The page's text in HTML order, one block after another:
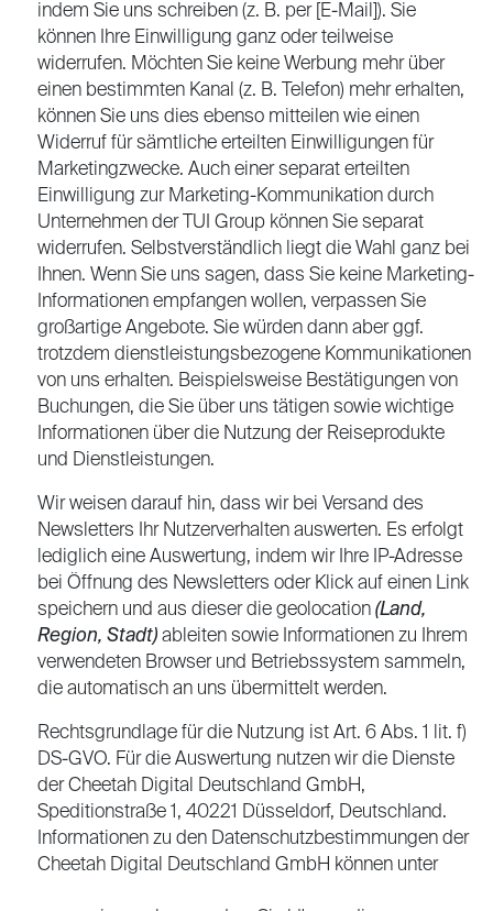
indem Sie uns schreiben (z. B. per [E-Mail]). Sie
können Ihre Einwilligung ganz oder teilweise
widerrufen. Möchten Sie keine Werbung mehr über
einen bestimmten Kanal (z. B. Telefon) mehr erhalten,
können Sie uns dies ebenso mitteilen wie einen
Widerruf für sämtliche erteilten Einwilligungen für
Marketingzwecke. Auch einer separat erteilten
Einwilligung zur Marketing-Kommunikation durch
Unternehmen der TUI Group können Sie separat
widerrufen. Selbstverständlich liegt die Wahl ganz bei
Ihnen. Wenn Sie uns sagen, dass Sie keine Marketing-
Informationen empfangen wollen, verpassen Sie
großartige Angebote. Sie würden dann aber ggf.
trotzdem dienstleistungsbezogene Kommunikationen
von uns erhalten. Beispielsweise Bestätigungen von
Buchungen, die Sie über uns tätigen sowie wichtige
Informationen über die Nutzung der Reiseprodukte
und Dienstleistungen.
Wir weisen darauf hin, dass wir bei Versand des
Newsletters Ihr Nutzerverhalten auswerten. Es erfolgt
lediglich eine Auswertung, indem wir Ihre IP-Adresse
bei Öffnung des Newsletters oder Klick auf einen Link
speichern und aus dieser die geolocation (Land,
Region, Stadt) ableiten sowie Informationen zu Ihrem
verwendeten Browser und Betriebssystem sammeln,
die automatisch an uns übermittelt werden.
Rechtsgrundlage für die Nutzung ist Art. 6 Abs. 1 lit. f)
DS-GVO. Für die Auswertung nutzen wir die Dienste
der Cheetah Digital Deutschland GmbH,
Speditionstraße 1, 40221 Düsseldorf, Deutschland.
Informationen zu den Datenschutzbestimmungen der
Cheetah Digital Deutschland GmbH können unter